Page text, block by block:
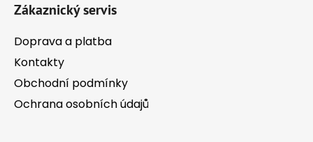
Zákaznický servis
Doprava a platba
Kontakty
Obchodní podmínky
Ochrana osobních údajů